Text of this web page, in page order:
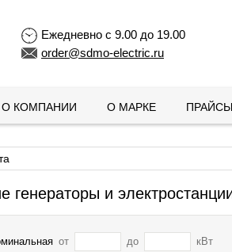
Ежедневно с 9.00 до 19.00
order@sdmo-electric.ru
О КОМПАНИИ О МАРКЕ ПРАЙСЫ
генераторы и
от до кВт